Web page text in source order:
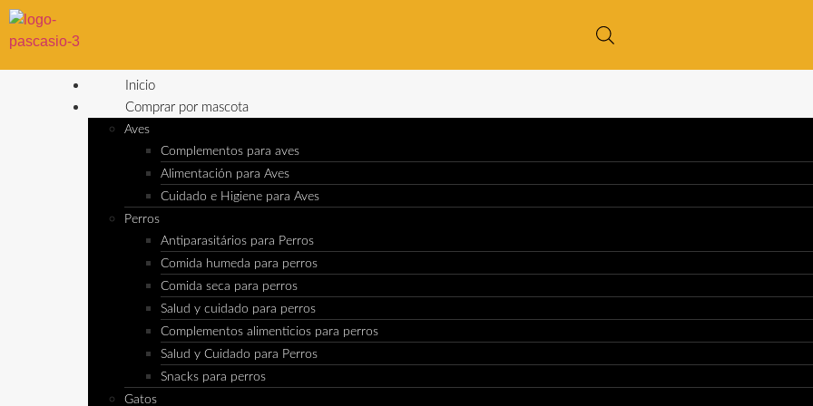
Inicio
Comprar por mascota
Aves
Complementos para aves
Alimentación para Aves
Cuidado e Higiene para Aves
Perros
Antiparasitários para Perros
Comida humeda para perros
Comida seca para perros
Salud y cuidado para perros
Complementos alimenticios para perros
Salud y Cuidado para Perros
Snacks para perros
Gatos